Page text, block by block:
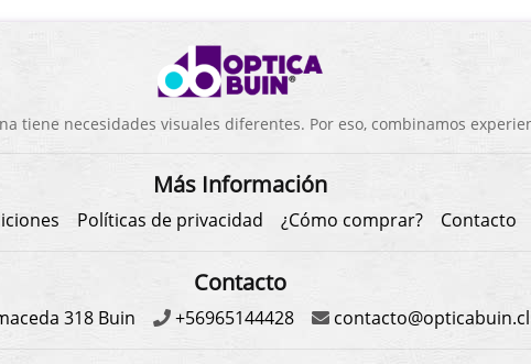
tiene necesidades visuales diferentes. Por eso, combinamos
Más Información
Políticas de privacidad ¿Cómo comprar? Contacto
Contacto
318 Buin +56965144428 contacto@opticabuin.cl